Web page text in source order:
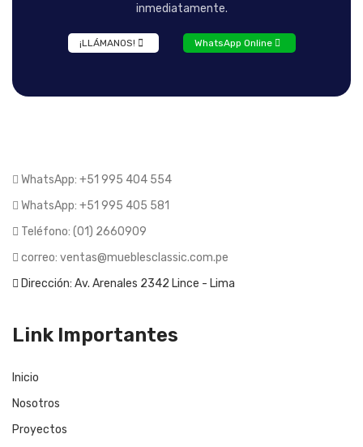
inmediatamente.
¡LLÁMANOS! WhatsApp Online
WhatsApp: +51 995 404 554
WhatsApp: +51 995 405 581
Teléfono: (01) 2660909
correo: ventas@mueblesclassic.com.pe
Dirección: Av. Arenales 2342 Lince - Lima
Link Importantes
Inicio
Nosotros
Proyectos